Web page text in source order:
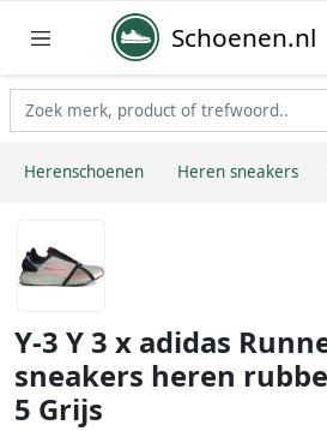
Schoenen.nl
Herenschoenen Heren sneakers
Y-3 Y 3 x adidas
sneakers heren
5 Grijs